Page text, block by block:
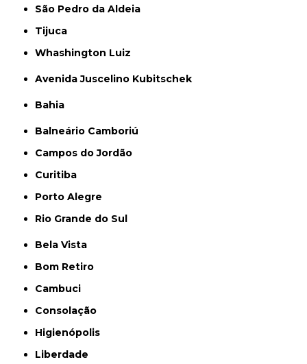
São Pedro da Aldeia
Tijuca
Whashington Luiz
Avenida Juscelino Kubitschek
Bahia
Balneário Camboriú
Campos do Jordão
Curitiba
Porto Alegre
Rio Grande do Sul
Bela Vista
Bom Retiro
Cambuci
Consolação
Higienópolis
Liberdade